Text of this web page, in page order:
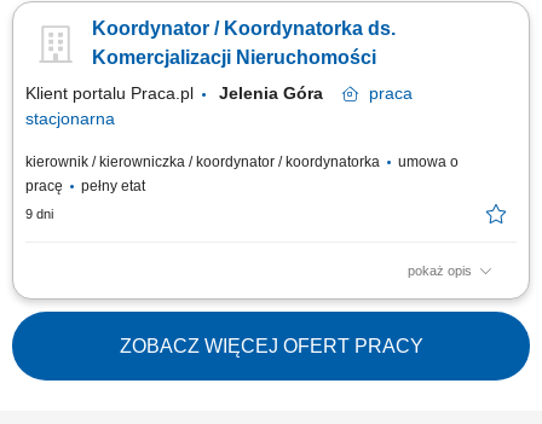
powierzchni handlowych i usługowych. Prowadzenie negocjacji
dotyczących najmu oraz współpraca z partnerami biznesowymi. Nadzór
Koordynator / Koordynatorka ds.
Komercjalizacji Nieruchomości
Klient portalu Praca.pl Jelenia Góra
praca
stacjonarna
kierownik / kierowniczka / koordynator / koordynatorka
umowa o
pracę
pełny etat
9 dni
pokaż opis
Koordynowanie działań związanych z zarządzaniem i komercjalizacją
nieruchomości. Pozyskiwanie nowych lokalizacji oraz najemców
powierzchni handlowych i usługowych. Prowadzenie negocjacji
dotyczących najmu oraz współpraca z partnerami biznesowymi. Nadzór
nad nieruchomościami własnymi i...
ZOBACZ WIĘCEJ OFERT PRACY